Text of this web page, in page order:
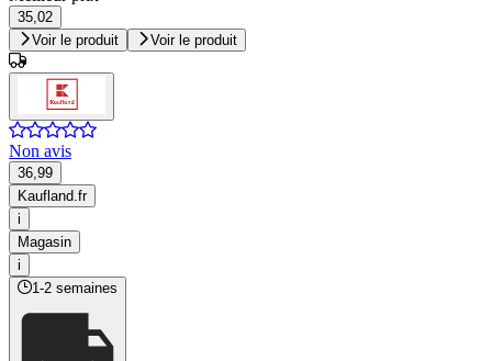
35,02
Voir le produit
Voir le produit
Non avis
36,99
Kaufland.fr
i
Magasin
i
1-2 semaines